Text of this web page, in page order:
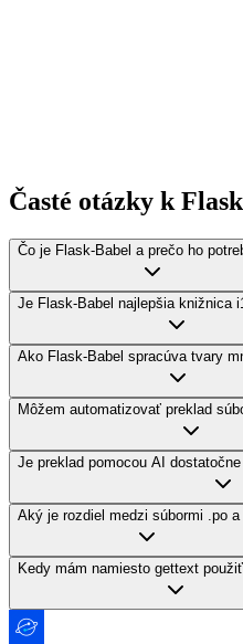
Časté otázky k
Čo je Flask-Babel a prečo ho
Je Flask-Babel najlepšia knižnica
Ako Flask-Babel spracúva tvary
Môžem automatizovať preklad
Je preklad pomocou AI
Aký je rozdiel medzi súbormi .po a
Kedy mám namiesto gettext